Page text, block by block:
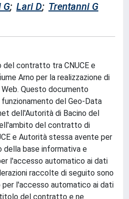
G; Lari D; Trentanni G
del contratto tra CNUCE e
Arno per la realizzazione di
Questo documento
del Geo-Data
dell'Autorità di Bacino del
del contratto di
e Autorità stessa avente per
base informativa e
l'accesso automatico ai dati
raccolte di seguito sono
l'accesso automatico ai dati
del contratto e ne